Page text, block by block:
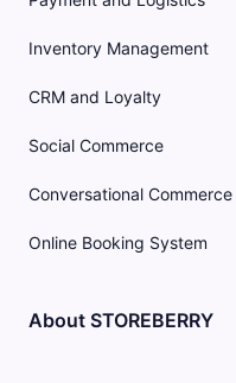
Inventory Management
CRM and Loyalty
Social Commerce
Conversational Commerce
Online Booking System
About STOREBERRY